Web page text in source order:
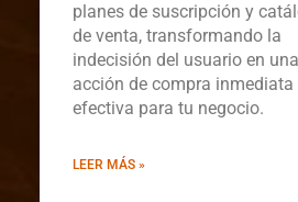
planes de suscripción y
de venta, transformando la
indecisión del usuario en una
acción de compra inmediata
efectiva para tu negocio.
LEER MÁS »